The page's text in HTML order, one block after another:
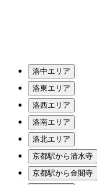
洛中エリア
洛東エリア
洛西エリア
洛南エリア
洛北エリア
京都駅から清水寺
京都駅から金閣寺